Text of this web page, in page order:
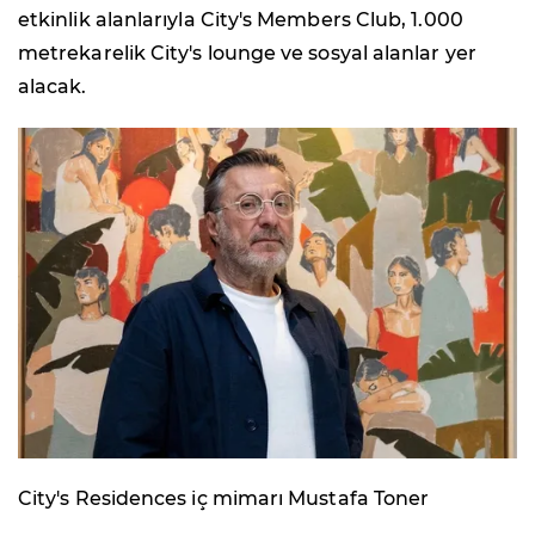
etkinlik alanlarıyla City's Members Club, 1.000
metrekarelik City's lounge ve sosyal alanlar yer
alacak.
City's Residences iç mimarı Mustafa Toner